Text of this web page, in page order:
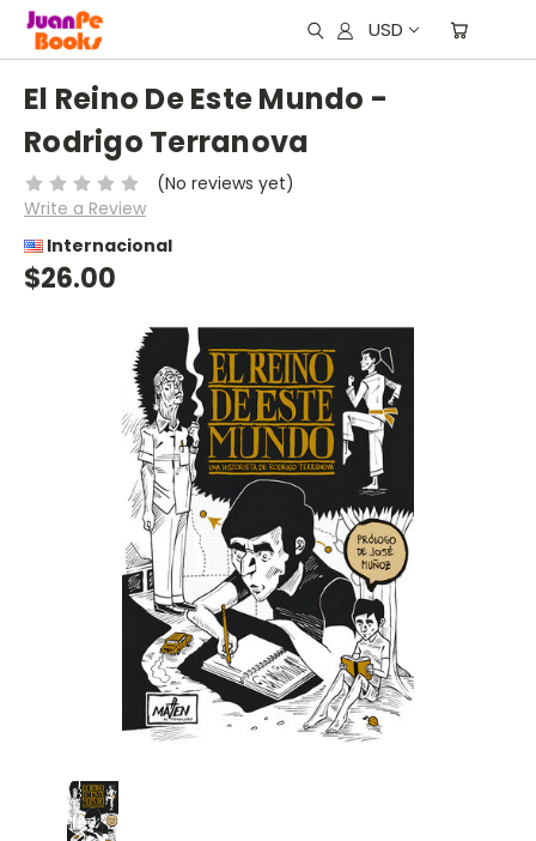
USD
El Reino De Este Mundo -
Rodrigo Terranova
(No reviews yet)
Write a Review
Internacional
$26.00